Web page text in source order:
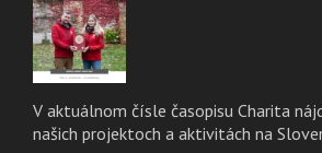
V aktuálnom čísle časopisu Charita
našich projektoch a aktivitách na